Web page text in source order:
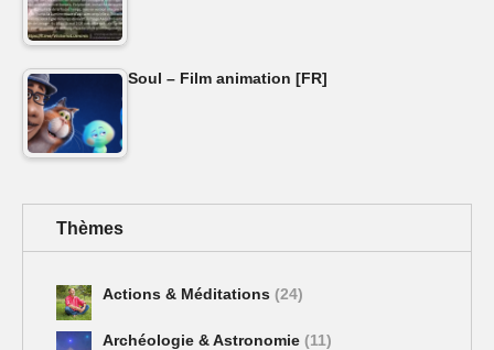
Soul – Film animation [FR]
Thèmes
Actions & Méditations (24)
Archéologie & Astronomie (11)